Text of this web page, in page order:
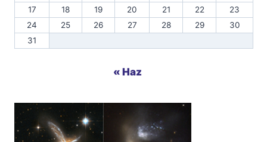
17
18 19 20 21 22
23
24
25 26 27 28 29
30
31
« Haz